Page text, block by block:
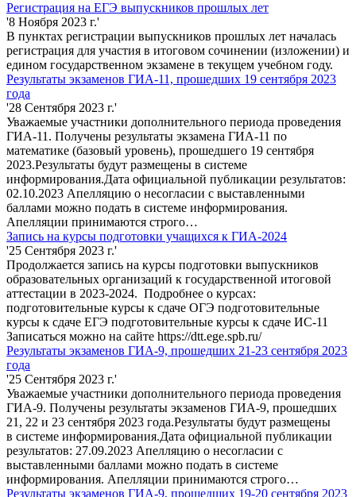
Регистрация на ЕГЭ выпускников прошлых лет
'8 Ноября 2023 г.'
В пунктах регистрации выпускников прошлых лет началась
регистрация для участия в итоговом сочинении (изложении) и
едином государственном экзамене в текущем учебном году.
Результаты экзаменов ГИА-11, прошедших 19 сентября 2023
года
'28 Сентября 2023 г.'
Уважаемые участники дополнительного периода проведения
ГИА-11. Получены результаты экзамена ГИА-11 по
математике (базовый уровень), прошедшего 19 сентября
2023.Результаты будут размещены в системе
информирования.Дата официальной публикации результатов:
02.10.2023 Апелляцию о несогласии с выставленными
баллами можно подать в системе информирования.
Апелляции принимаются строго…
Запись на курсы подготовки учащихся к ГИА-2024
'25 Сентября 2023 г.'
Продолжается запись на курсы подготовки выпускников
образовательных организаций к государственной итоговой
аттестации в 2023-2024. Подробнее о курсах:
подготовительные курсы к сдаче ОГЭ подготовительные
курсы к сдаче ЕГЭ подготовительные курсы к сдаче ИС-11
Записаться можно на сайте https://dtt.ege.spb.ru/
Результаты экзаменов ГИА-9, прошедших 21-23 сентября 2023
года
'25 Сентября 2023 г.'
Уважаемые участники дополнительного периода проведения
ГИА-9. Получены результаты экзаменов ГИА-9, прошедших
21, 22 и 23 сентября 2023 года.Результаты будут размещены
в системе информирования.Дата официальной публикации
результатов: 27.09.2023 Апелляцию о несогласии с
выставленными баллами можно подать в системе
информирования. Апелляции принимаются строго…
Результаты экзаменов ГИА-9, прошедших 19-20 сентября 2023